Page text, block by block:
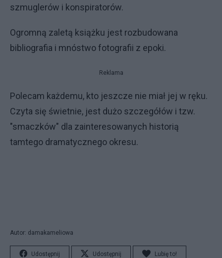
szmuglerów i konspiratorów.
Ogromną zaletą książku jest rozbudowana
bibliografia i mnóstwo fotografii z epoki.
Reklama
Polecam każdemu, kto jeszcze nie miał jej w ręku.
Czyta się świetnie, jest dużo szczegółów i tzw.
"smaczków" dla zainteresowanych historią
tamtego dramatycznego okresu.
Autor: damakameliowa
Udostępnij Udostępnij Lubię to!